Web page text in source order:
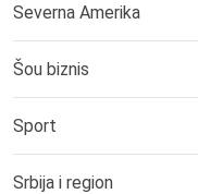
Severna Amerika
Šou biznis
Sport
Srbija i region